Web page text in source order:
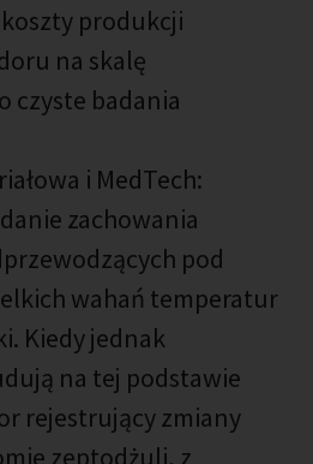
produkcji
na skalę
czyste badania
i MedTech:
zachowania
pod
wahań temperatur
Kiedy jednak
na tej podstawie
rejestrujący zmiany
zeptodżuli, z